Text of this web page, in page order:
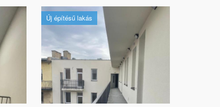
Új építésű lakás